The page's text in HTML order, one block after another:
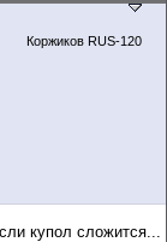
Коржиков RUS-120
купол сложится...